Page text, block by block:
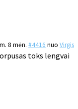
8 mėn. #4416 nuo Virgis
toks lengvai